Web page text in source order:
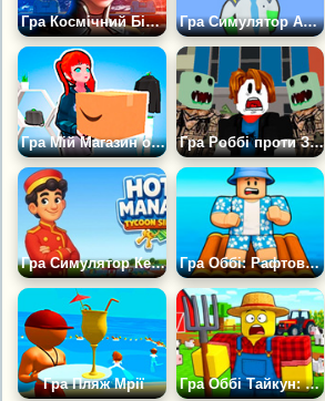
Гра Космічний Бізнес Магнат Гра Симулятор Аеропорту: Магнат Літака
Гра Мій Магазин одягу Гра Роббі проти Зомбі: Тайкон Шутер
Гра Симулятор Керуючого Готелем 2 Гра Оббі: Рафтовий Магнат. Океан Грошей
Гра Пляж Мрії Гра Оббі Тайкун: Симулятор Ферми